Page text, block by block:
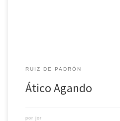
RUIZ DE PADRÓN
Ático Agando
por jor